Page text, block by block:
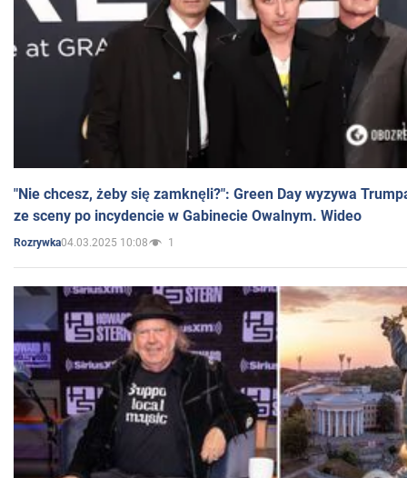
"Nie chcesz, żeby się zamknęli?": Green Day wyzywa
ze sceny po incydencie w Gabinecie Owalnym. Wideo
Rozrywka04.03.2025 10:08 1